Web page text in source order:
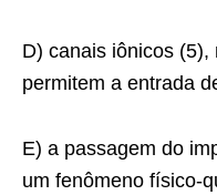
D) canais iônicos
permitem a entrada
E) a passagem do
um fenômeno físico-